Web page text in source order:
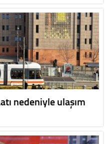
nedeniyle ulaşım